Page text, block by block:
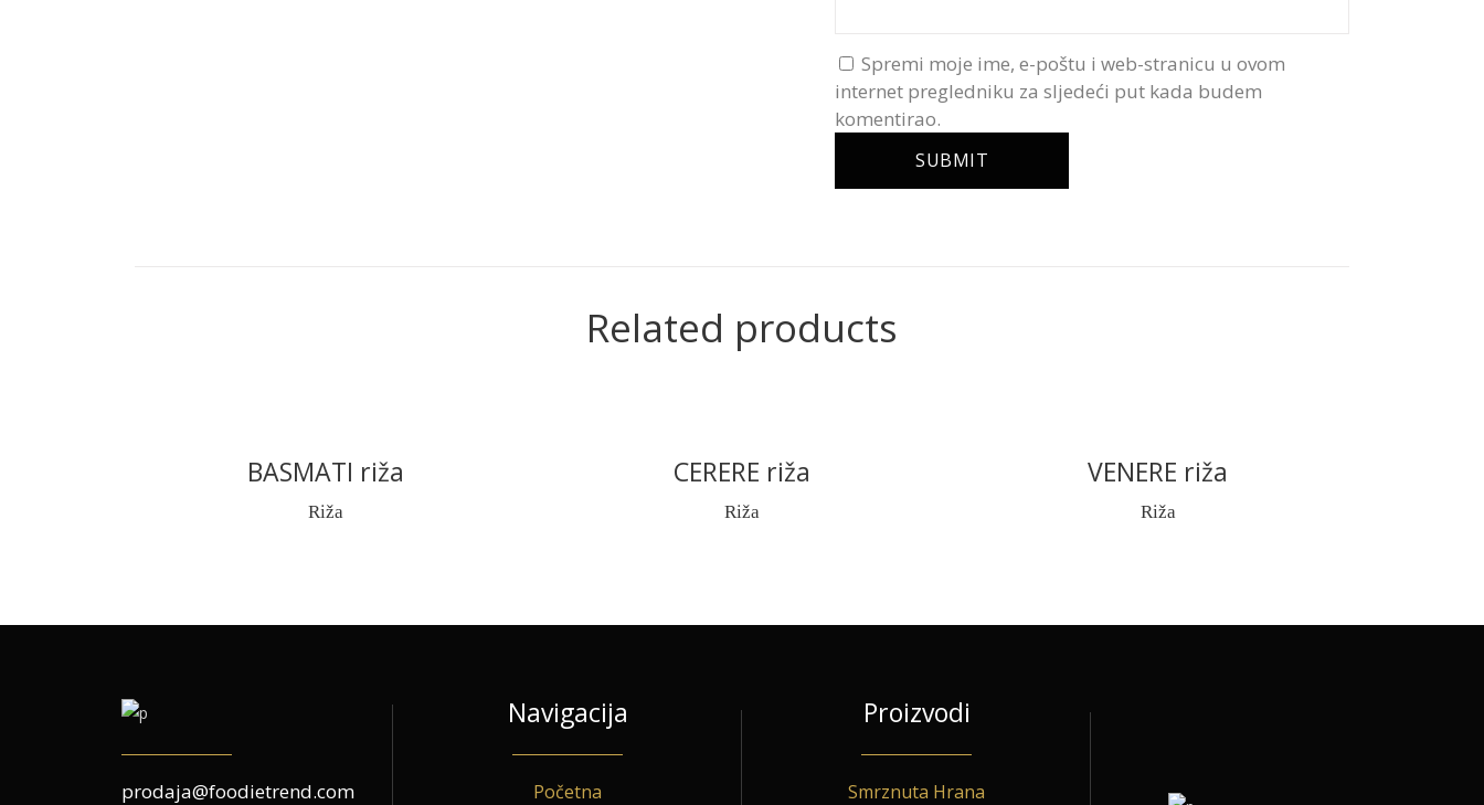
Spremi moje ime, e-poštu i web-stranicu u ovom
internet pregledniku za sljedeći put kada budem
komentirao.
Related products
READ MORE
BASMATI riža
Riža
READ MORE
CERERE riža
Riža
READ MORE
VENERE riža
Riža
prodaja@foodietrend.com
Navigacija
Početna
Proizvodi
Smrznuta Hrana